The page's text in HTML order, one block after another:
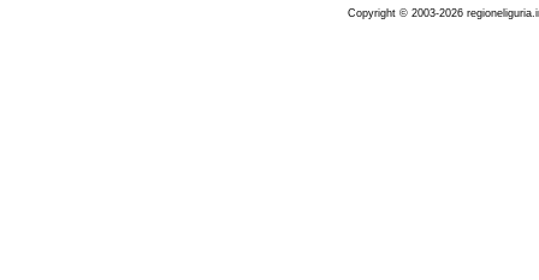
Copyright © 2003-2026